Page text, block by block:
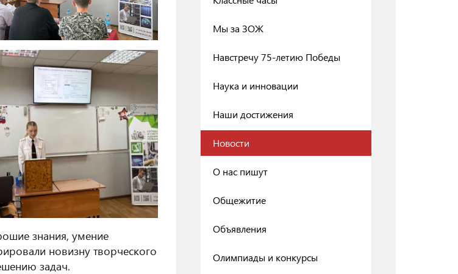
знания, умение
новизну творческого
задач.
Мы за ЗОЖ
Навстречу 75-летию Победы
Наука и инновации
Наши достижения
Новости
О нас пишут
Общежитие
Объявления
Олимпиады и конкурсы